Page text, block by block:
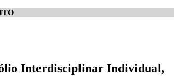
Interdisciplinar Individual,